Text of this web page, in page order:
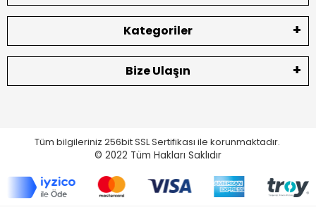
Kategoriler
Bize Ulaşın
Tüm bilgileriniz 256bit SSL Sertifikası ile korunmaktadır.
© 2022 Tüm Hakları Saklıdır